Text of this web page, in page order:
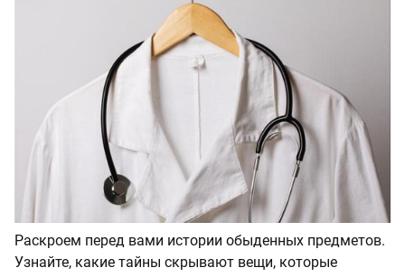
Раскроем перед вами истории обыденных предметов.
Узнайте, какие тайны скрывают вещи, которые